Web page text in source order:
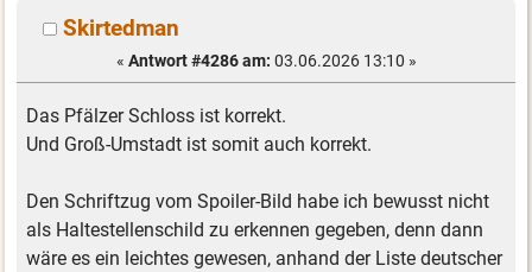
Skirtedman
« Antwort #4286 am: 03.06.2026 13:10 »
Das Pfälzer Schloss ist korrekt.
Und Groß-Umstadt ist somit auch korrekt.
Den Schriftzug vom Spoiler-Bild habe ich bewusst nicht
als Haltestellenschild zu erkennen gegeben, denn dann
wäre es ein leichtes gewesen, anhand der Liste deutscher